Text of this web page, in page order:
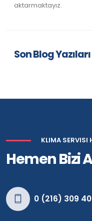
aktarmaktayız.
Son Blog Yazıları
KLIMA SERVISI
Hemen Bizi
0 (216) 309